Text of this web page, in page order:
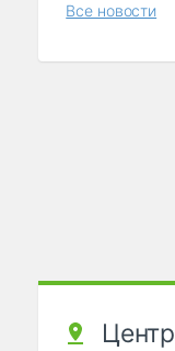
Все новости
Центр